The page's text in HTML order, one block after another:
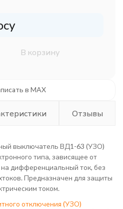
В корзину
в MAX
Отзывы
выключатель ВД1-63 (УЗО)
типа, зависящее от
дифференциальный ток, без
Предназначен для защиты
током.
отключения (УЗО)